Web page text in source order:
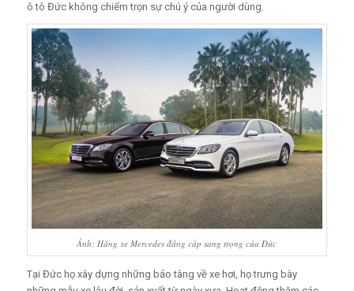
ô tô Đức không chiếm trọn sự chú ý của người dùng.
Ảnh: Hãng xe Mercedes đẳng cấp sang trọng của Đức
Tại Đức họ xây dựng những bảo tàng về xe hơi, họ trưng bày